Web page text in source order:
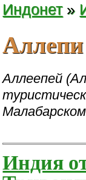
Индонет»
Аллепи
Аллеепей
Индия